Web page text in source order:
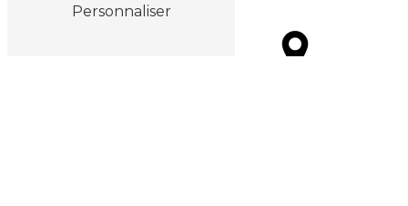
Personnaliser